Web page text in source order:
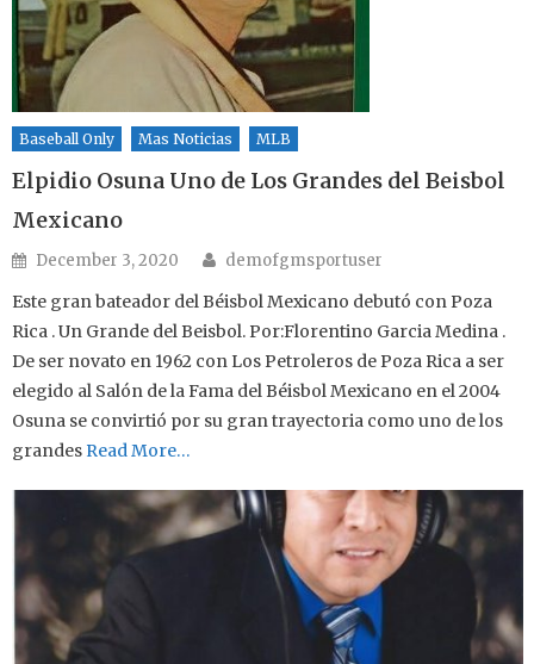
Baseball Only Mas Noticias MLB
Elpidio Osuna Uno de Los Grandes del Beisbol
Mexicano
Posted on
December 3, 2020 Author
demofgmsportuser
Este gran bateador del Béisbol Mexicano debutó con Poza
Rica . Un Grande del Beisbol. Por:Florentino Garcia Medina .
De ser novato en 1962 con Los Petroleros de Poza Rica a ser
elegido al Salón de la Fama del Béisbol Mexicano en el 2004
Osuna se convirtió por su gran trayectoria como uno de los
grandes Read More…